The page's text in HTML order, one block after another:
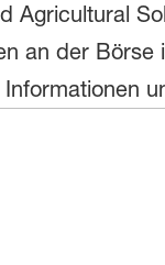
Agricultural
an der Börse